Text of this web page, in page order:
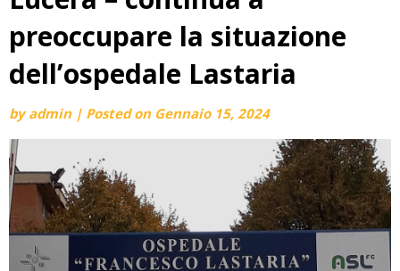
preoccupare la situazione
dell’ospedale Lastaria
byadmin | Posted on Gennaio 15, 2024